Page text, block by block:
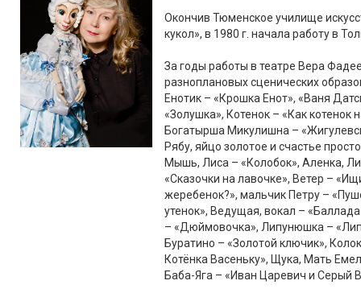
Окончив Тюменское училище
кукол», в 1980 г. начала работу в
За годы работы в театре Вера
разноплановых сценических
Енотик – «Крошка Енот», «Ваня
«Золушка», Котенок – «Как
Богатырша Микулишна –
Рябу, яйцо золотое и счастье
Мышь, Лиса – «Колобок», Аленка,
«Сказочки на лавочке», Ветер –
жеребенок?», мальчик Петру –
утенок», Ведущая, вокал –
– «Дюймовочка», Липунюшка –
Буратино – «Золотой ключик»,
Котёнка Васеньку», Щука, Мать
Баба-Яга – «Иван Царевич и Серый